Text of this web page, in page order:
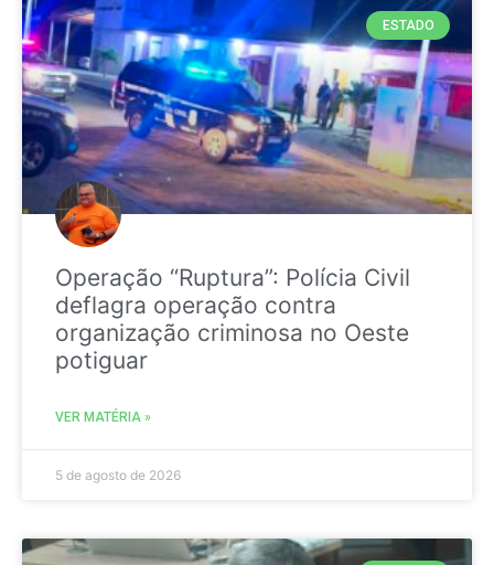
ESTADO
Operação “Ruptura”: Polícia Civil
deflagra operação contra
organização criminosa no Oeste
potiguar
VER MATÉRIA »
5 de agosto de 2026